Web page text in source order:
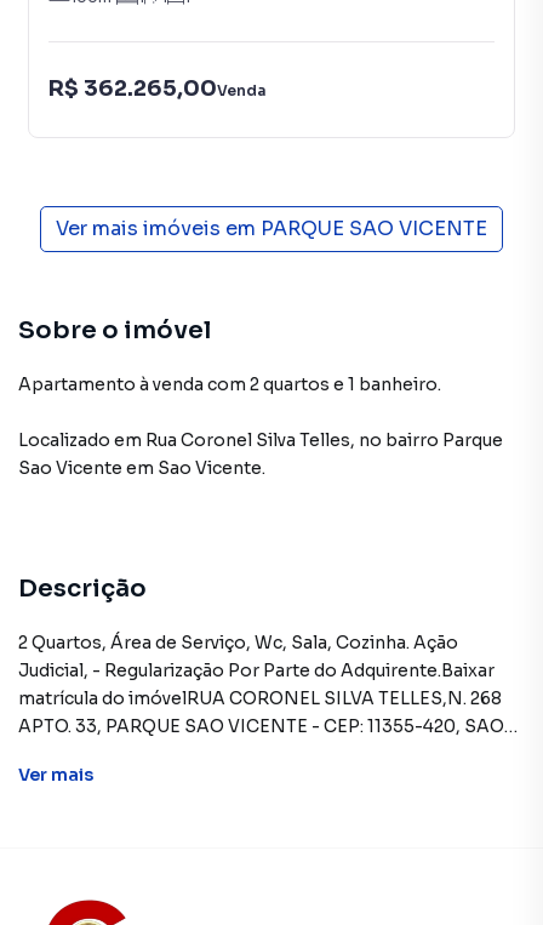
R$ 362.265,00Venda
Ver mais imóveis em PARQUE SAO VICENTE
Sobre o imóvel
Apartamento à venda com 2 quartos e 1 banheiro.
Localizado em Rua Coronel Silva Telles, no bairro Parque
Sao Vicente em Sao Vicente.
Descrição
2 Quartos, Área de Serviço, Wc, Sala, Cozinha. Ação
Judicial, - Regularização Por Parte do Adquirente.Baixar
matrícula do imóvelRUA CORONEL SILVA TELLES,N. 268
APTO. 33, PARQUE SAO VICENTE - CEP: 11355-420, SAO
ACEITAS: Exclusivamente à vista (somente recursos
Ver mais